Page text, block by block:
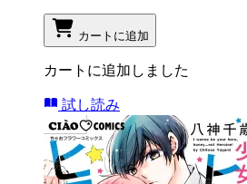
カートに追加
カートに追加しました
試し読み